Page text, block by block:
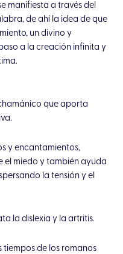
manifiesta a través del
de ahí la idea de que
un divino y
a la creación infinita y
que aporta
y encantamientos,
miedo y también ayuda
la tensión y el
la dislexia y la artritis.
tiempos de los romanos